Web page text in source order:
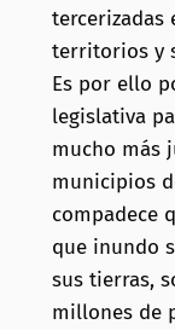
tercerizadas
territorios y
Es por ello
legislativa
mucho más
municipios
compadece
que inundo
sus tierras,
millones de